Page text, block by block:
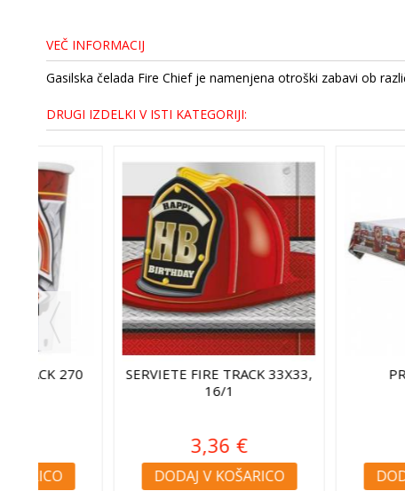
VEČ INFORMACIJ
Gasilska čelada Fire Chief je namenjena otroški zabavi ob
DRUGI IZDELKI V ISTI KATEGORIJI:
PRT FIRE TRACK
DODAJ V KOŠARICO
GASILSKA ČELADA
DODAJ V